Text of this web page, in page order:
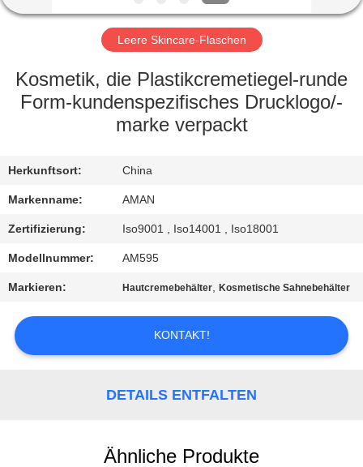
SHOW
ÜBER
UNS
QUALITÄTSKONTROLLE
KONTAKT
MIT
NACHRICHT
ANGEBOT
Leere Skincare-Flaschen
Kosmetik, die Plastikcremetiegel-runde
Form-kundenspezifisches Drucklogo/-
marke verpackt
Herkunftsort: China
Markenname: AMAN
Zertifizierung: Iso9001 , Iso14001 , Iso18001
Modellnummer: AM595
Markieren: Hautcremebehälter,Kosmetische Sahnebehälter
KONTAKT!
DETAILS ENTFALTEN
Ähnliche Produkte